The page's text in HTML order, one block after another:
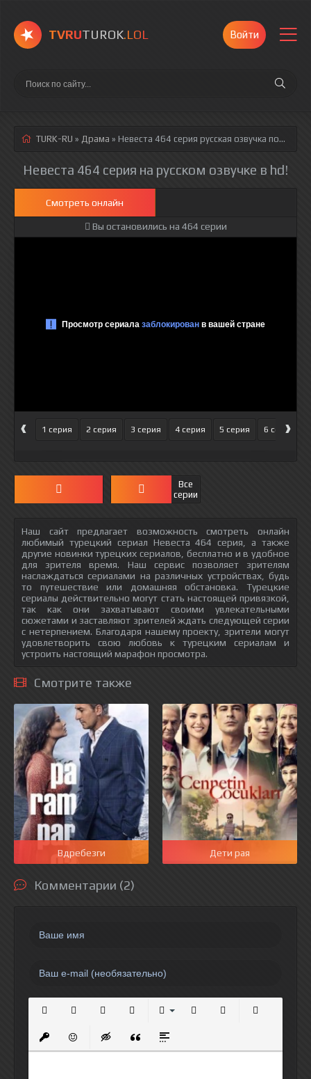
TVRUTUROK.LOL Войти
TURK-RU » Драма » Невеста 464 серия русская озвучка полностью смотреть онлайн!
Невеста 464 серия на русском озвучке в hd!
Смотреть онлайн
Вы остановились на 464 серии
‹ 1 серия 2 серия 3 серия 4 серия 5 серия 6 серия
›
Все
серии
Наш сайт предлагает возможность смотреть онлайн
любимый турецкий сериал Невеста 464 серия, а также
другие новинки турецких сериалов, бесплатно и в удобное
для зрителя время. Наш сервис позволяет зрителям
наслаждаться сериалами на различных устройствах, будь
то путешествие или домашняя обстановка. Турецкие
сериалы действительно могут стать настоящей привязкой,
так как они захватывают своими увлекательными
сюжетами и заставляют зрителей ждать следующей серии
с нетерпением. Благодаря нашему проекту, зрители могут
удовлетворить свою любовь к турецким сериалам и
устроить настоящий марафон просмотра.
Смотрите также
Вдребезги Дети рая
Комментарии (2)
Вставить защищенную ссылку
Вставить смайлик
Вставка скрытого текста
Вставка цитаты
Вставка спойлера